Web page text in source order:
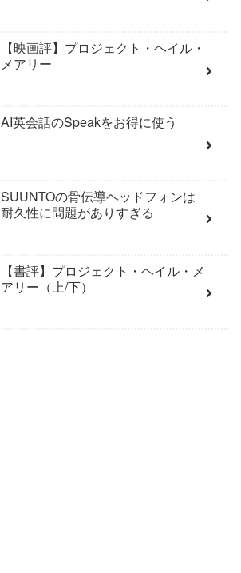
【映画評】プロジェクト・ヘイル・
メアリー
AI英会話のSpeakをお得に使う
SUUNTOの骨伝導ヘッドフォンは
耐久性に問題がありすぎる
【書評】プロジェクト・ヘイル・メ
アリー（上/下）